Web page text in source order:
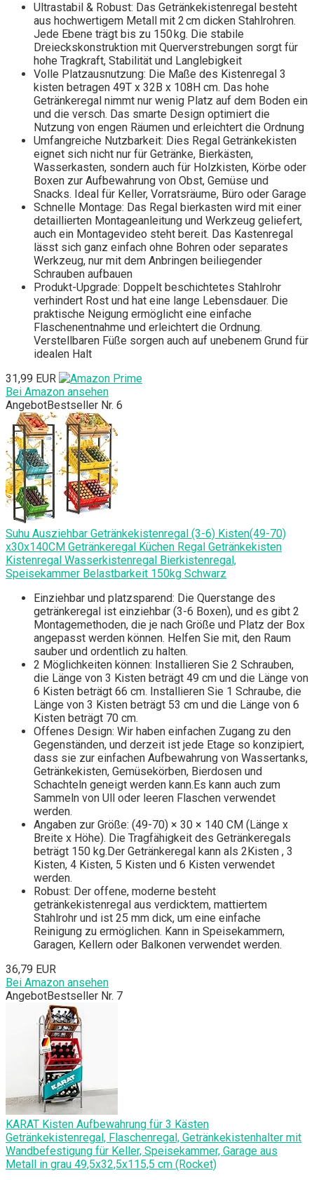
Ultrastabil & Robust: Das Getränkekistenregal besteht
aus hochwertigem Metall mit 2 cm dicken Stahlrohren.
Jede Ebene trägt bis zu 150 kg. Die stabile
Dreieckskonstruktion mit Querverstrebungen sorgt für
hohe Tragkraft, Stabilität und Langlebigkeit
Volle Platzausnutzung: Die Maße des Kistenregal 3
kisten betragen 49T x 32B x 108H cm. Das hohe
Getränkeregal nimmt nur wenig Platz auf dem Boden ein
und die versch. Das smarte Design optimiert die
Nutzung von engen Räumen und erleichtert die Ordnung
Umfangreiche Nutzbarkeit: Dies Regal Getränkekisten
eignet sich nicht nur für Getränke, Bierkästen,
Wasserkasten, sondern auch für Holzkisten, Körbe oder
Boxen zur Aufbewahrung von Obst, Gemüse und
Snacks. Ideal für Keller, Vorratsräume, Büro oder Garage
Schnelle Montage: Das Regal bierkasten wird mit einer
detaillierten Montageanleitung und Werkzeug geliefert,
auch ein Montagevideo steht bereit. Das Kastenregal
lässt sich ganz einfach ohne Bohren oder separates
Werkzeug, nur mit dem Anbringen beiliegender
Schrauben aufbauen
Produkt-Upgrade: Doppelt beschichtetes Stahlrohr
verhindert Rost und hat eine lange Lebensdauer. Die
praktische Neigung ermöglicht eine einfache
Flaschenentnahme und erleichtert die Ordnung.
Verstellbaren Füße sorgen auch auf unebenem Grund für
idealen Halt
31,99 EUR
Bei Amazon ansehen
AngebotBestseller Nr. 6
Suhu Ausziehbar Getränkekistenregal (3-6) Kisten(49-70)
x30x140CM Getränkeregal Küchen Regal Getränkekisten
Kistenregal Wasserkistenregal Bierkistenregal,
Speisekammer Belastbarkeit 150kg Schwarz
Einziehbar und platzsparend: Die Querstange des
getränkeregal ist einziehbar (3-6 Boxen), und es gibt 2
Montagemethoden, die je nach Größe und Platz der Box
angepasst werden können. Helfen Sie mit, den Raum
sauber und ordentlich zu halten.
2 Möglichkeiten können: Installieren Sie 2 Schrauben,
die Länge von 3 Kisten beträgt 49 cm und die Länge von
6 Kisten beträgt 66 cm. Installieren Sie 1 Schraube, die
Länge von 3 Kisten beträgt 53 cm und die Länge von 6
Kisten beträgt 70 cm.
Offenes Design: Wir haben einfachen Zugang zu den
Gegenständen, und derzeit ist jede Etage so konzipiert,
dass sie zur einfachen Aufbewahrung von Wassertanks,
Getränkekisten, Gemüsekörben, Bierdosen und
Schachteln geneigt werden kann.Es kann auch zum
Sammeln von Ull oder leeren Flaschen verwendet
werden.
Angaben zur Größe: (49-70) × 30 × 140 CM (Länge x
Breite x Höhe). Die Tragfähigkeit des Getränkeregals
beträgt 150 kg.Der Getränkeregal kann als 2Kisten , 3
Kisten, 4 Kisten, 5 Kisten und 6 Kisten verwendet
werden.
Robust: Der offene, moderne besteht
getränkekistenregal aus verdicktem, mattiertem
Stahlrohr und ist 25 mm dick, um eine einfache
Reinigung zu ermöglichen. Kann in Speisekammern,
Garagen, Kellern oder Balkonen verwendet werden.
36,79 EUR
Bei Amazon ansehen
AngebotBestseller Nr. 7
KARAT Kisten Aufbewahrung für 3 Kästen
Getränkekistenregal, Flaschenregal, Getränkekistenhalter mit
Wandbefestigung für Keller, Speisekammer, Garage aus
Metall in grau 49,5x32,5x115,5 cm (Rocket)